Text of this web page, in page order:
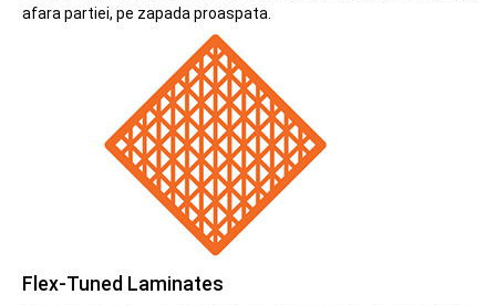
afara partiei, pe zapada proaspata.
Flex-Tuned Laminates